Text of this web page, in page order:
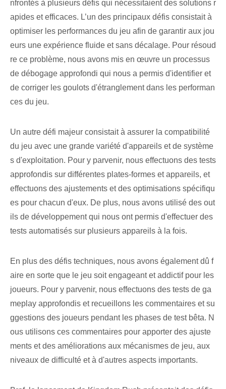
nfrontés à plusieurs défis qui nécessitaient des solutions r
apides et efficaces. L’un des principaux défis consistait à
optimiser les performances du jeu afin de garantir aux jou
eurs une expérience fluide et sans décalage. Pour résoud
re ce problème, nous avons mis en œuvre un processus
de débogage approfondi qui nous a permis d'identifier et
de corriger les goulots d'étranglement dans les performan
ces du jeu.
Un autre défi majeur consistait à assurer la compatibilité
du jeu avec une grande variété d'appareils et de système
s d'exploitation. Pour y parvenir, nous effectuons des tests
approfondis sur différentes plates-formes et appareils, et
effectuons des ajustements et des optimisations spécifiqu
es pour chacun d'eux. De plus, nous avons utilisé des out
ils de développement qui nous ont permis d'effectuer des
tests automatisés sur plusieurs appareils à la fois.
En plus des défis techniques, nous avons également dû f
aire en sorte que le jeu soit engageant et addictif pour les
joueurs. Pour y parvenir, nous effectuons des tests de ga
meplay approfondis et recueillons les commentaires et su
ggestions des joueurs pendant les phases de test bêta. N
ous utilisons ces commentaires pour apporter des ajuste
ments et des améliorations aux mécanismes de jeu, aux
niveaux de difficulté et à d'autres aspects importants.